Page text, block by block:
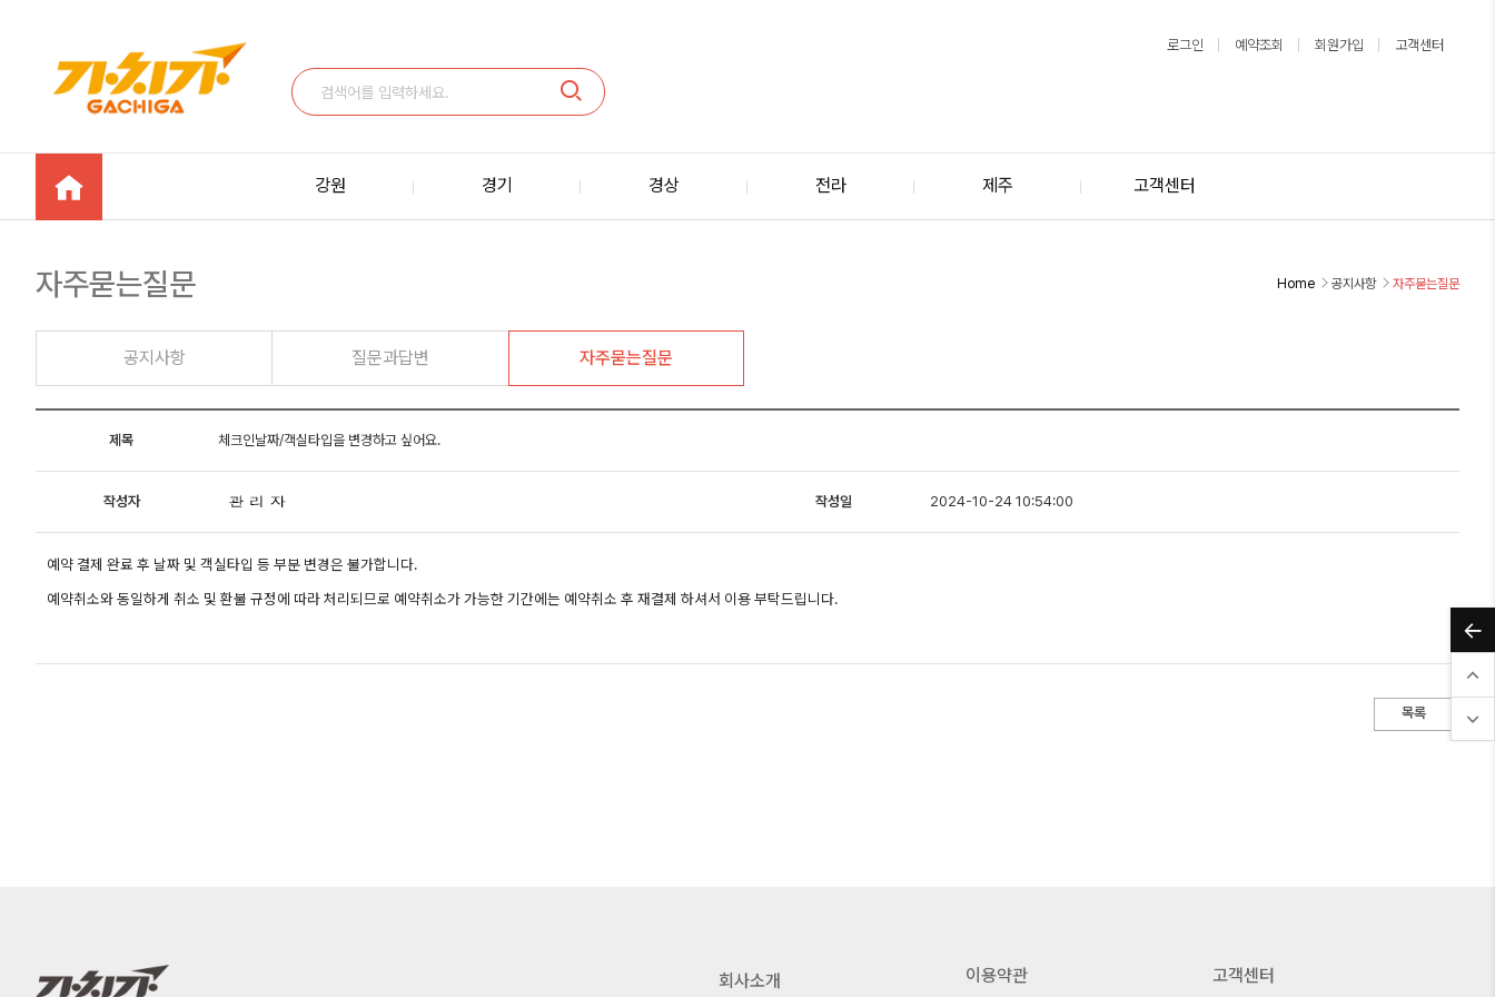
로그인 예약조회 회원가입 고객센터
강원 경기 경상 전라 제주 고객센터
자주묻는질문 Home 공지사항 자주묻는질문
공지사항 질문과답변 자주묻는질문
제목 체크인날짜/객실타입을 변경하고 싶어요.
작성자 작성일 2024-10-24 10:54:00
예약 결제 완료 후 날짜 및 객실타입 등 부분 변경은 불가합니다.
예약취소와 동일하게 취소 및 환불 규정에 따라 처리되므로 예약취소가 가능한 기간에는 예약취소 후 재결제 하셔서 이용 부탁드립니다.
목록
회사소개 이용약관 고객센터